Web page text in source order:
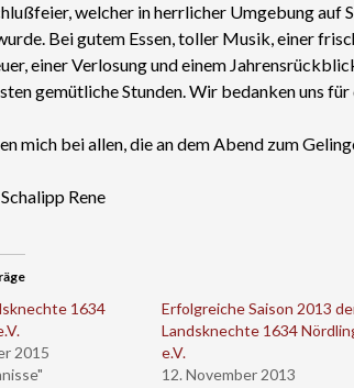
welcher in herrlicher Umgebung auf
Bei gutem Essen, toller Musik, einer
einer Verlosung und einem
gemütliche Stunden. Wir bedanken uns
mich bei allen, die an dem Abend zum
Rene
1634
2015
Erfolgreiche Saison 2013
Landsknechte 1634
e.V.
12. November 2013